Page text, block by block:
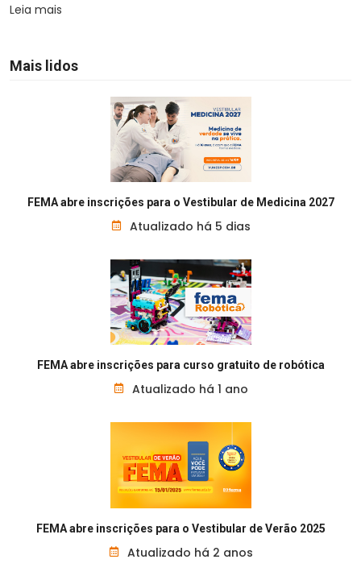
Leia mais
Mais lidos
FEMA abre inscrições para o Vestibular de Medicina 2027
Atualizado há 5 dias
FEMA abre inscrições para curso gratuito de robótica
Atualizado há 1 ano
FEMA abre inscrições para o Vestibular de Verão 2025
Atualizado há 2 anos